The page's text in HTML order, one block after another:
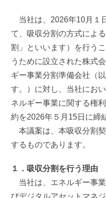
当社は、2026年10月１
て、吸収分割の方式によ
割」といいます）を行う
うために設立された株式
ギー事業分割準備会社（
す。）に対し、当社にお
ネルギー事業に関する権
約を2026年５月15日に締
本議案は、本吸収分割
するものであります。
１．吸収分割を行う理由
当社は、エネルギー事
びデジタルアセットマネ